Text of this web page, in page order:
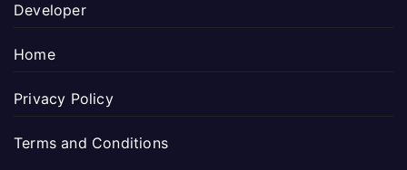
Developer
Home
Privacy Policy
Terms and Conditions